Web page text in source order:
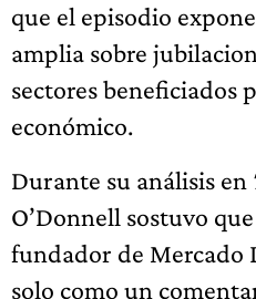
que el episodio
amplia sobre
sectores beneficiados
económico.
Durante su análisis en
O’Donnell sostuvo
fundador de Mercado
solo como un